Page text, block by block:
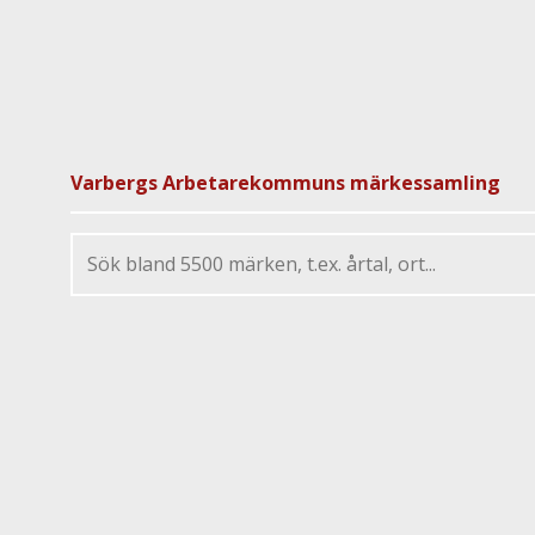
Varbergs Arbetarekommuns märkessamling